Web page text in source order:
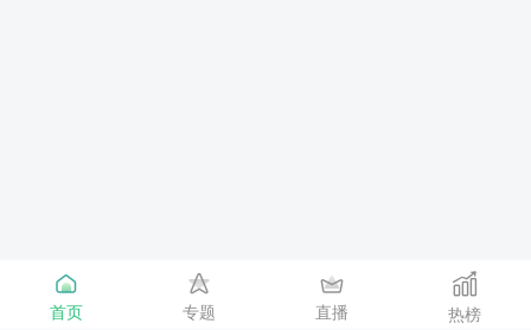
首页 专题 直播 热榜